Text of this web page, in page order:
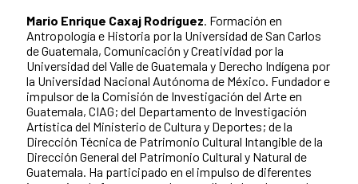
Mario Enrique Caxaj Rodríguez. Formación en
Antropología e Historia por la Universidad de San Carlos
de Guatemala, Comunicación y Creatividad por la
Universidad del Valle de Guatemala y Derecho Indígena por
la Universidad Nacional Autónoma de México. Fundador e
impulsor de la Comisión de Investigación del Arte en
Guatemala, CIAG; del Departamento de Investigación
Artística del Ministerio de Cultura y Deportes; de la
Dirección Técnica de Patrimonio Cultural Intangible de la
Dirección General del Patrimonio Cultural y Natural de
Guatemala. Ha participado en el impulso de diferentes